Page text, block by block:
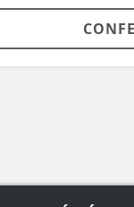
CONFERIR